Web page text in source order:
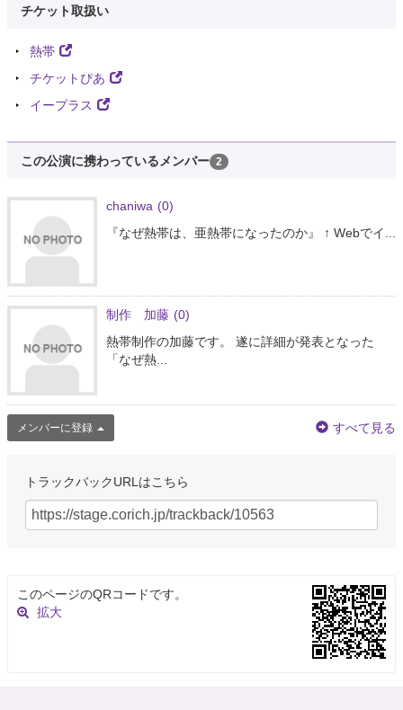
チケット取扱い
熱帯
チケットぴあ
イープラス
この公演に携わっているメンバー 2
chaniwa (0)
『なぜ熱帯は、亜熱帯になったのか』 ↑ Webでイ...
制作 加藤 (0)
熱帯制作の加藤です。 遂に詳細が発表となった
「なぜ熱...
メンバーに登録 すべて見る
トラックバックURLはこちら
このページのQRコードです。
拡大